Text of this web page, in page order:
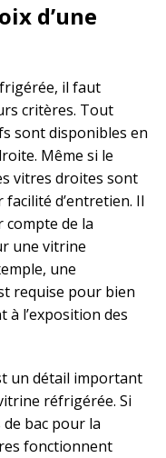
d’une
il faut
critères. Tout
sont disponibles en
Même si le
vitres droites sont
d’entretien. Il
de la
une vitrine
une
requise pour bien
l’exposition des
un détail important
réfrigérée. Si
bac pour la
fonctionnent